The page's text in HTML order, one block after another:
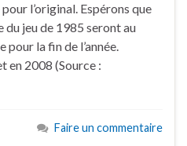
l’original. Espérons que
du jeu de 1985 seront au
la fin de l’année.
en 2008 (Source :
Faire un commentaire